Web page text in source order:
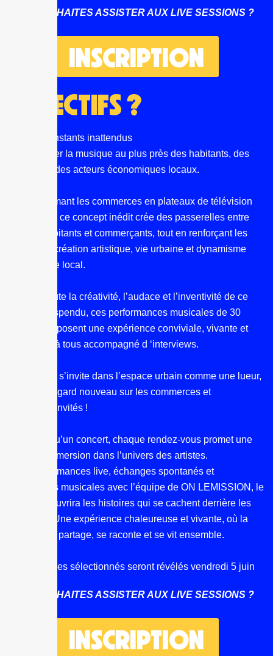
TU SOUHAITES ASSISTER AUX LIVE SESSIONS ?
INSCRIPTION
OBJECTIFS ?
Créer des instants inattendus
Faire circuler la musique au plus près des habitants, des
visiteurs et des acteurs économiques locaux.
En transformant les commerces en plateaux de télévision
éphémères, ce concept inédit crée des passerelles entre
artistes, habitants et commerçants, tout en renforçant les
liens entre création artistique, vie urbaine et dynamisme
économique local.
Illustrant toute la créativité, l’audace et l’inventivité de ce
moment suspendu, ces performances musicales de 30
minutes proposent une expérience conviviale, vivante et
accessible à tous accompagné d ‘interviews.
La musique s’invite dans l’espace urbain comme une lueur,
offrant un regard nouveau sur les commerces et
les artistes invités !
Bien plus qu’un concert, chaque rendez-vous promet une
véritable immersion dans l’univers des artistes.
Entre performances live, échanges spontanés et
confidences musicales avec l’équipe de ON LEMISSION, le
public découvrira les histoires qui se cachent derrière les
chansons. Une expérience chaleureuse et vivante, où la
musique se partage, se raconte et se vit ensemble.
Les 2 groupes sélectionnés seront révélés vendredi 5 juin
TU SOUHAITES ASSISTER AUX LIVE SESSIONS ?
INSCRIPTION